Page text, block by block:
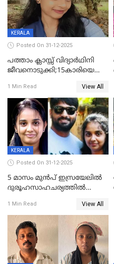
KERALA
Posted On 31-12-2025
പത്താം ക്ലാസ്സ് വിദ്യാര്‍ഥിനി
ജീവനൊടുക്കി;15കാരിയെ
കിടപ്പുമുറിയില്‍ തൂങ്ങി മരിച്ച
നിലയിൽ
1 Min Read View All
KERALA
Posted On 31-12-2025
5 മാസം മുൻപ് ഇസ്രയേലിൽ
ദുരൂഹസാഹചര്യത്തിൽ
മലയാളി യുവാവിന്റെ ഭാര്യയും
മരിച്ചു
1 Min Read View All